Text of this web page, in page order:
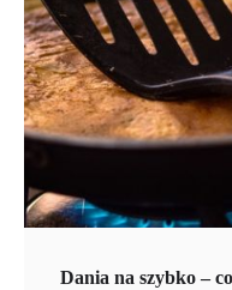
Dania na szybko –